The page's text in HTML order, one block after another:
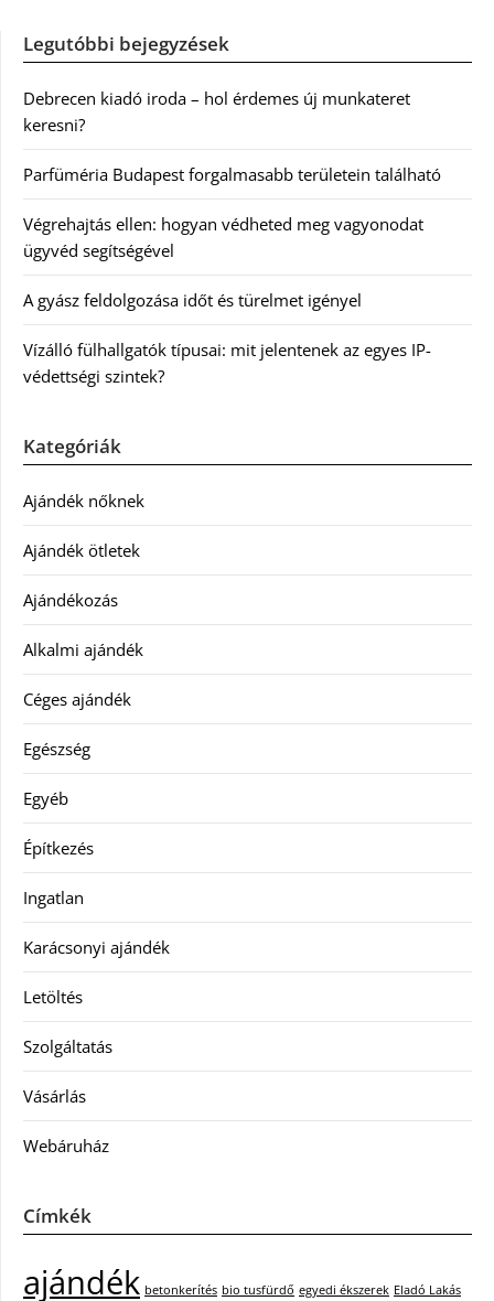
Legutóbbi bejegyzések
Debrecen kiadó iroda – hol érdemes új munkateret
keresni?
Parfüméria Budapest forgalmasabb területein található
Végrehajtás ellen: hogyan védheted meg vagyonodat
ügyvéd segítségével
A gyász feldolgozása időt és türelmet igényel
Vízálló fülhallgatók típusai: mit jelentenek az egyes IP-
védettségi szintek?
Kategóriák
Ajándék nőknek
Ajándék ötletek
Ajándékozás
Alkalmi ajándék
Céges ajándék
Egészség
Egyéb
Építkezés
Ingatlan
Karácsonyi ajándék
Letöltés
Szolgáltatás
Vásárlás
Webáruház
Címkék
ajándék betonkerítés bio tusfürdő egyedi ékszerek Eladó Lakás